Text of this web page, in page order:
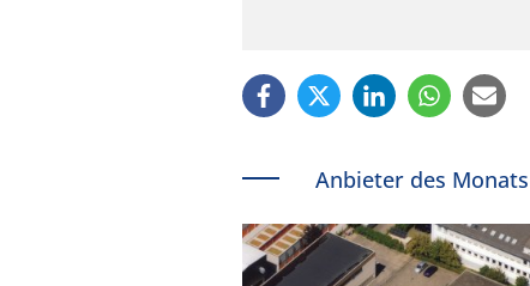
Anbieter des Monats